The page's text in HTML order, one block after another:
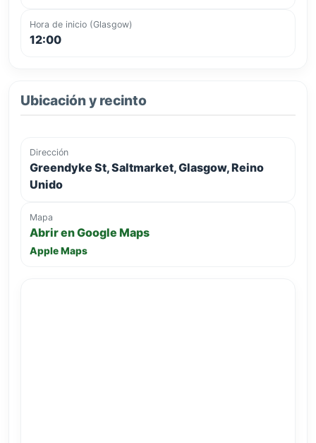
Hora de inicio (Glasgow)
12:00
Ubicación y recinto
Dirección
Greendyke St, Saltmarket, Glasgow, Reino
Unido
Mapa
Abrir en Google Maps
Apple Maps